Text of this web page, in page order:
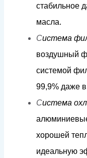
стабильное д
масла.
Система фи
воздушный
системой фи
99,9% даже в
Система охл
алюм
хорошей теп
идеальную